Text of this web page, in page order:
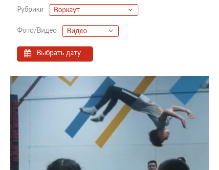
Рубрики Воркаут
Фото/Видео Видео
Выбрать дату